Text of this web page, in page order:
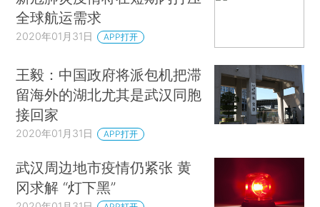
全球航运需求
2020年01月31日 APP打开
王毅：中国政府将派包机把滞
留海外的湖北尤其是武汉同胞
接回家
2020年01月31日 APP打开
武汉周边地市疫情仍紧张 黄
冈求解 “灯下黑”